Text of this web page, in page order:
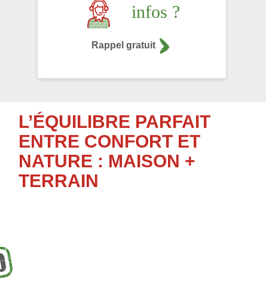
infos ?
Rappel gratuit
L’ÉQUILIBRE PARFAIT
ENTRE CONFORT ET
NATURE : MAISON +
TERRAIN